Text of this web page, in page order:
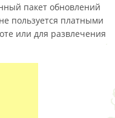
пакет обновлений
пользуется платными
или для развлечения